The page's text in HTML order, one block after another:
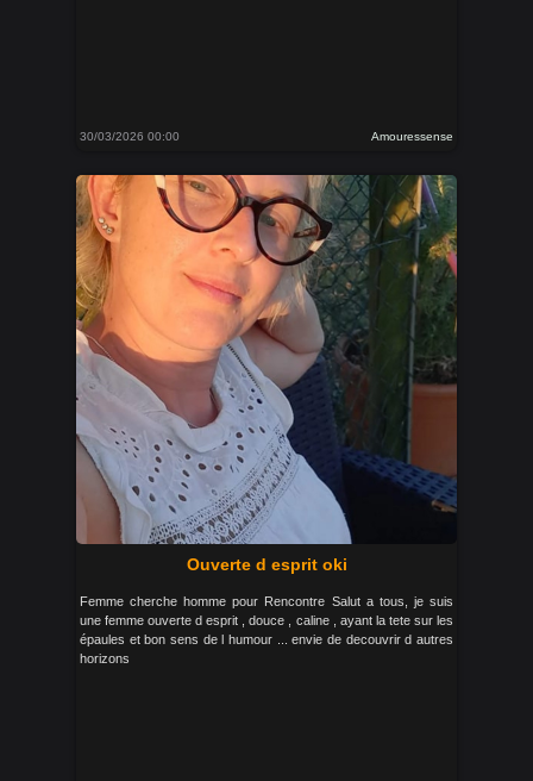
30/03/2026 00:00 Amouressense
Ouverte d esprit oki
Femme cherche homme pour Rencontre Salut a tous, je suis
une femme ouverte d esprit , douce , caline , ayant la tete sur les
épaules et bon sens de l humour ... envie de decouvrir d autres
horizons